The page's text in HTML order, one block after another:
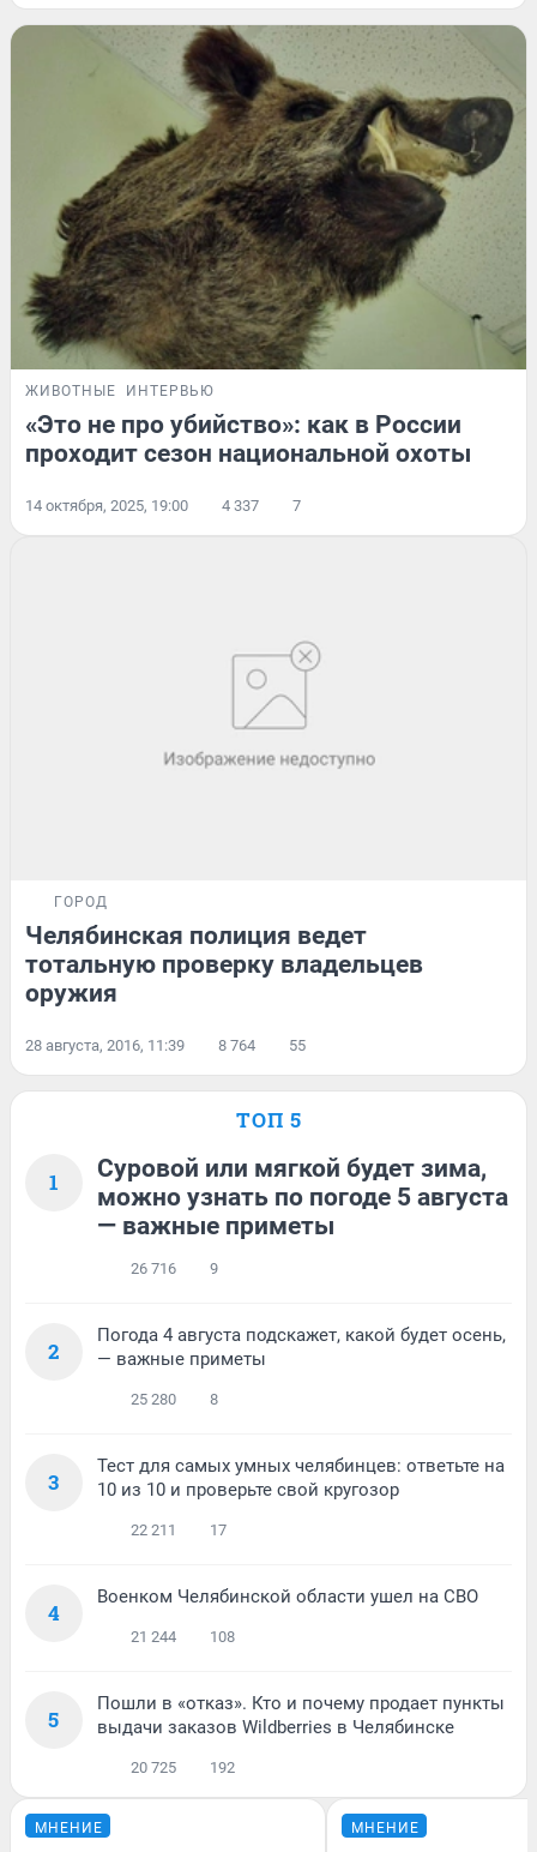
ЖИВОТНЫЕ ИНТЕРВЬЮ
«Это не про убийство»: как в России
проходит сезон национальной охоты
14 октября, 2025, 19:00 4 337 7
ГОРОД
Челябинская полиция ведет
тотальную проверку владельцев
оружия
28 августа, 2016, 11:39 8 764 55
ТОП 5
1
Суровой или мягкой будет зима,
можно узнать по погоде 5 августа
— важные приметы
26 716 9
2
Погода 4 августа подскажет, какой будет осень,
— важные приметы
25 280 8
3
Тест для самых умных челябинцев: ответьте на
10 из 10 и проверьте свой кругозор
22 211 17
4
Военком Челябинской области ушел на СВО
21 244 108
5
Пошли в «отказ». Кто и почему продает пункты
выдачи заказов Wildberries в Челябинске
20 725 192
МНЕНИЕ МНЕНИЕ